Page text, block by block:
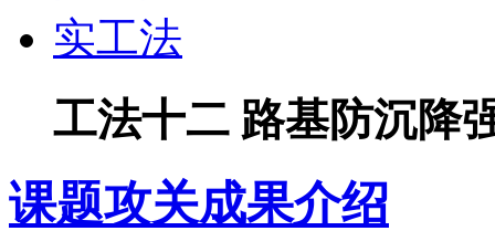
工法十二 路基防沉降
课题攻关成果介绍